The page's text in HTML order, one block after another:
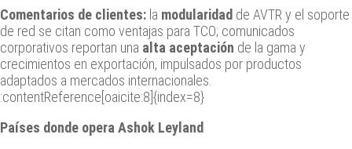
Comentarios de clientes: la modularidad de AVTR y el soporte
de red se citan como ventajas para TCO; comunicados
corporativos reportan una alta aceptación de la gama y
crecimientos en exportación, impulsados por productos
adaptados a mercados internacionales.
:contentReference[oaicite:8]{index=8}
Países donde opera Ashok Leyland